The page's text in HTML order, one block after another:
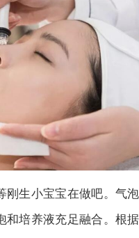
生小宝宝在做吧。气
培养液充足融合。根